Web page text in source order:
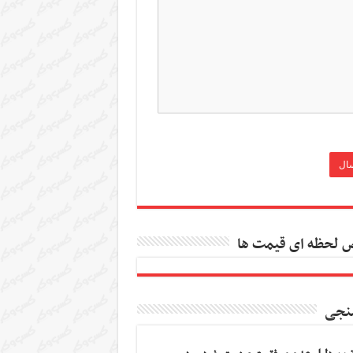
لحظه ای قیمت ها